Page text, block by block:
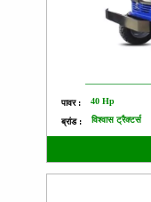
पावर : 40 Hp
ब्रांड : विश्वास ट्रैक्टर्स